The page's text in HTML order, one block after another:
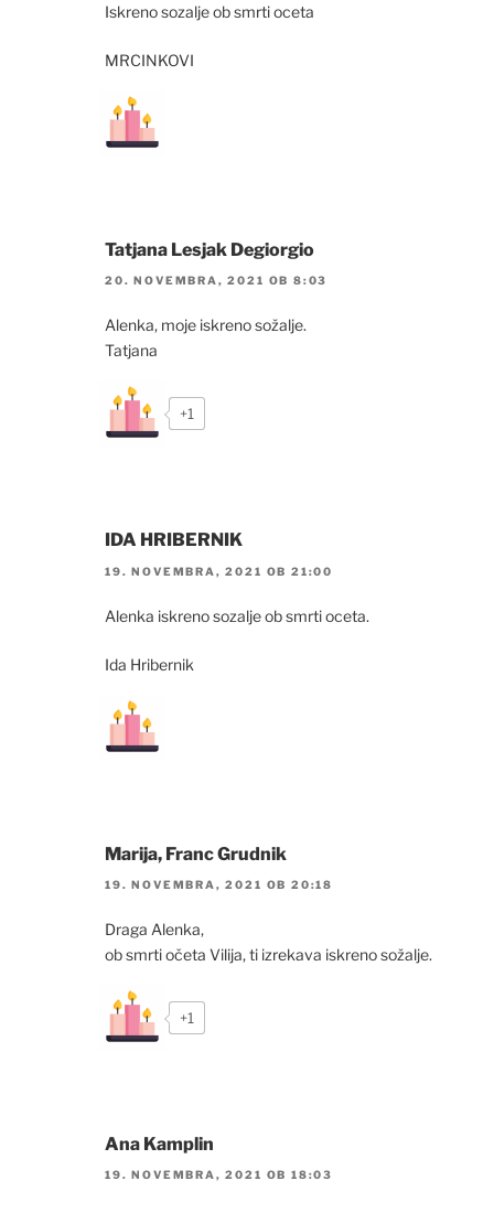
Iskreno sozalje ob smrti oceta
MRCINKOVI
Tatjana Lesjak Degiorgio
20. NOVEMBRA, 2021 OB 8:03
Alenka, moje iskreno sožalje.
Tatjana
+1
IDA HRIBERNIK
19. NOVEMBRA, 2021 OB 21:00
Alenka iskreno sozalje ob smrti oceta.
Ida Hribernik
Marija, Franc Grudnik
19. NOVEMBRA, 2021 OB 20:18
Draga Alenka,
ob smrti očeta Vilija, ti izrekava iskreno sožalje.
+1
Ana Kamplin
19. NOVEMBRA, 2021 OB 18:03